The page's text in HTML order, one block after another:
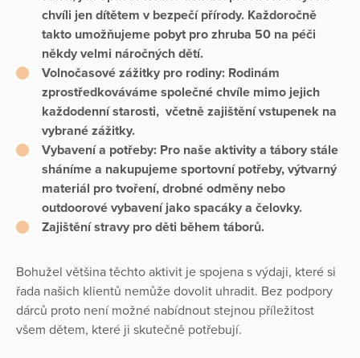
chvíli jen dítětem v bezpečí přírody. Každoročně
takto umožňujeme pobyt pro zhruba 50 na péči
někdy velmi náročných dětí.
Volnočasové zážitky pro rodiny: Rodinám
zprostředkováváme společné chvíle mimo jejich
každodenní starosti, včetně zajištění vstupenek na
vybrané zážitky.
Vybavení a potřeby: Pro naše aktivity a tábory stále
sháníme a nakupujeme sportovní potřeby, výtvarný
materiál pro tvoření, drobné odměny nebo
outdoorové vybavení jako spacáky a čelovky.
Zajištění stravy pro děti během táborů.
Bohužel většina těchto aktivit je spojena s výdaji, které si
řada našich klientů nemůže dovolit uhradit. Bez podpory
dárců proto není možné nabídnout stejnou příležitost
všem dětem, které ji skutečně potřebují.